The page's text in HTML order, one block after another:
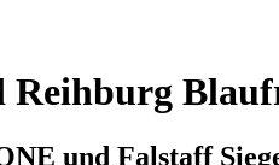
und Falstaff